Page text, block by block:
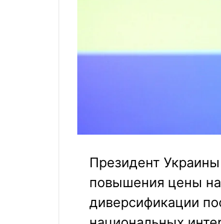
Президент
повышения цены на
диверсификации